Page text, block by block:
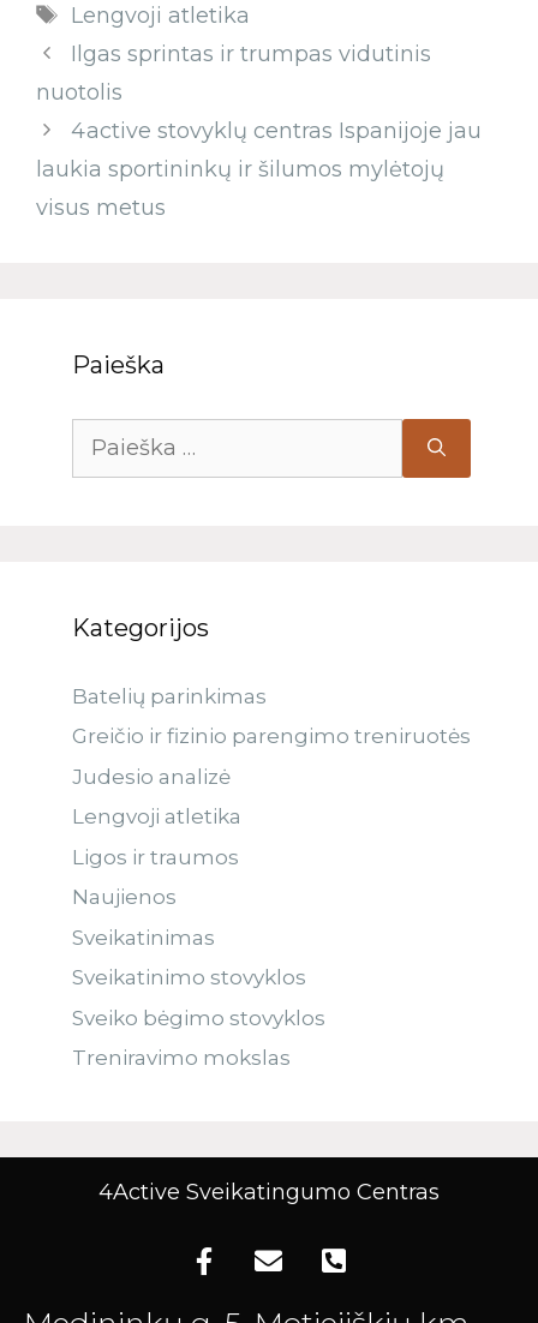
Lengvoji atletika
Ilgas sprintas ir trumpas vidutinis
nuotolis
4active stovyklų centras Ispanijoje jau
laukia sportininkų ir šilumos mylėtojų
visus metus
Paieška
Kategorijos
Batelių parinkimas
Greičio ir fizinio parengimo treniruotės
Judesio analizė
Lengvoji atletika
Ligos ir traumos
Naujienos
Sveikatinimas
Sveikatinimo stovyklos
Sveiko bėgimo stovyklos
Treniravimo mokslas
4Active Sveikatingumo Centras